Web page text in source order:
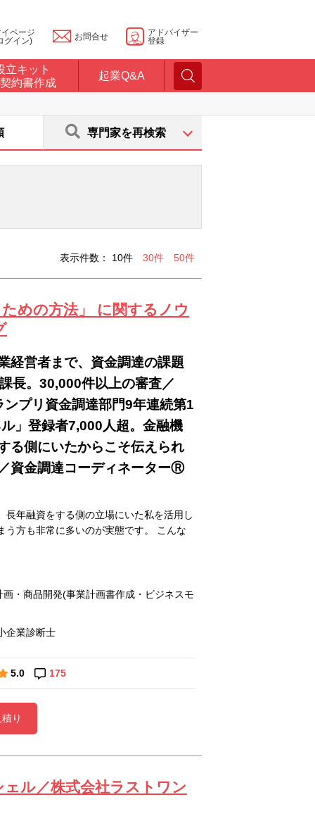
ページ
グイン)
お問合せ
アドバイザー
登録
立キット
約書作成
起業Q&A
専門家を再検索
表示件数： 10件 30件 50件
めの方法」 に関するノウ
経営者まで、資金調達の課題
長。30,000件以上の審査／
プリ資金調達部門9年連続第1
」登録者7,000人超。金融機
る側にいたからこそ伝えられ
資金調達コーディネーターⓇ
年融資をする側の立場にいた私を活用し
方も非常に多いのが実態です。 こんな
・商品開発(事業計画書作成・ビジネスモ
業診断士
5.0 175
り
ル／株式会社ラストワン